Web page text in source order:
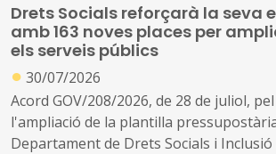
Drets Socials reforçarà la seva
amb 163 noves places per
els serveis públics
● 30/07/2026
Acord GOV/208/2026, de 28 de juliol,
l'ampliació de la plantilla
Departament de Drets Socials i Inclusió